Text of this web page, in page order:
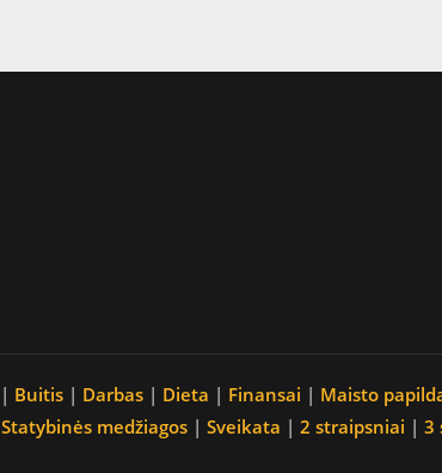
| Buitis | Darbas | Dieta | Finansai | Maisto
Statybinės medžiagos | Sveikata | 2 straipsniai | 3